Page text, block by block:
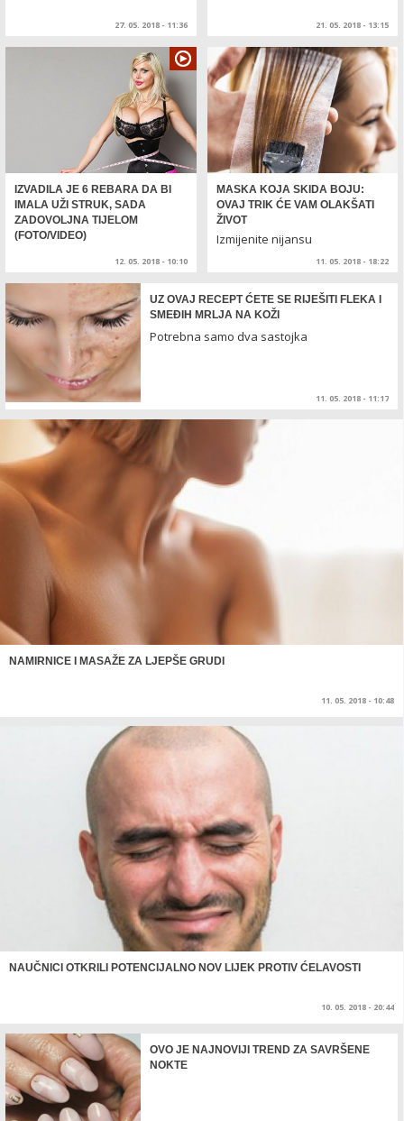
27. 05. 2018 - 11:36 21. 05. 2018 - 13:15
IZVADILA JE 6 REBARA DA BI
IMALA UŽI STRUK, SADA
ZADOVOLJNA TIJELOM
(FOTO/VIDEO)
12. 05. 2018 - 10:10
MASKA KOJA SKIDA BOJU:
OVAJ TRIK ĆE VAM OLAKŠATI
ŽIVOT
Izmijenite nijansu
11. 05. 2018 - 18:22
UZ OVAJ RECEPT ĆETE SE RIJEŠITI FLEKA I
SMEĐIH MRLJA NA KOŽI
Potrebna samo dva sastojka
11. 05. 2018 - 11:17
NAMIRNICE I MASAŽE ZA LJEPŠE GRUDI
11. 05. 2018 - 10:48
NAUČNICI OTKRILI POTENCIJALNO NOV LIJEK PROTIV ĆELAVOSTI
10. 05. 2018 - 20:44
OVO JE NAJNOVIJI TREND ZA SAVRŠENE
NOKTE